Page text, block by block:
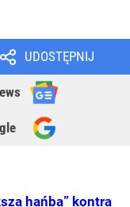
UDOSTĘPNIJ
hańba” kontra